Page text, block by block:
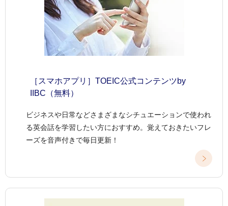
［スマホアプリ］TOEIC公式コンテンツby
IIBC（無料）
ビジネスや日常などさまざまなシチュエーションで使われ
る英会話を学習したい方におすすめ。覚えておきたいフレ
ーズを音声付きで毎日更新！